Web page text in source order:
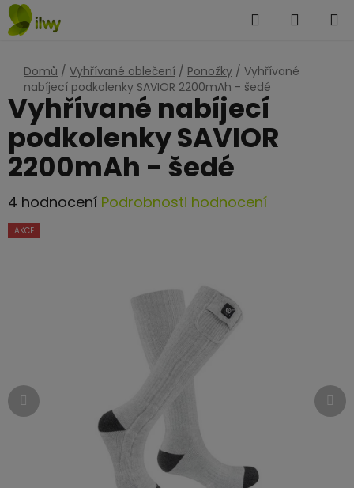
Přejít
na
Hledat
Domů / Vyhřívané oblečení / Ponožky / Vyhřívané
nabíjecí podkolenky SAVIOR 2200mAh - šedé
Vyhřívané nabíjecí
podkolenky SAVIOR
2200mAh - šedé
Průměrné
hodnocení
4 hodnocení Podrobnosti hodnocení
AKCE